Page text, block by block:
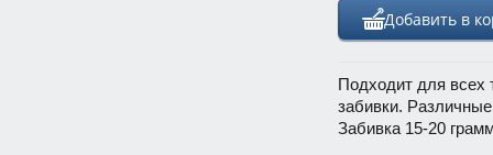
Добавить в
Подходит для всех
забивки.
Забивка 15-20